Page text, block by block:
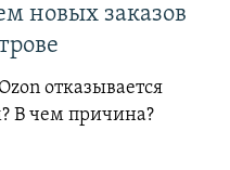
новых заказов
отказывается
В чем причина?